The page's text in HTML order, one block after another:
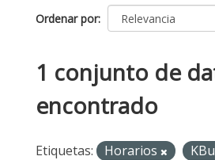
Ordenar por
1 conjunto de
encontrado
Etiquetas: Horarios